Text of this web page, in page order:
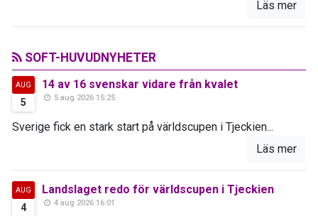
Läs mer
SOFT-HUVUDNYHETER
AUG
5
14 av 16 svenskar vidare från kvalet
5 aug 2026 15:25
Sverige fick en stark start på världscupen i Tjeckien...
Läs mer
AUG
4
Landslaget redo för världscupen i Tjeckien
4 aug 2026 16:01